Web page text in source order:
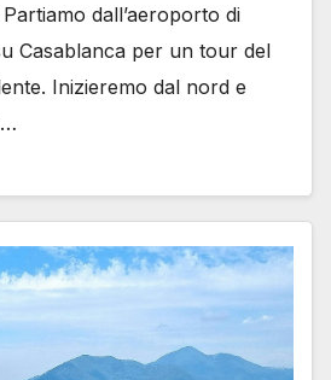
dall’aeroporto di
Casablanca per un tour del
Inizieremo dal nord e